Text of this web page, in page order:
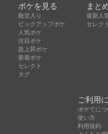
ボケを見る
殿堂入り
ピックアップボケ
人気ボケ
注目ボケ
急上昇ボケ
新着ボケ
セレクト
タグ
まと
最新人
セレク
ご利用
ボケてに
使い方
利用規約